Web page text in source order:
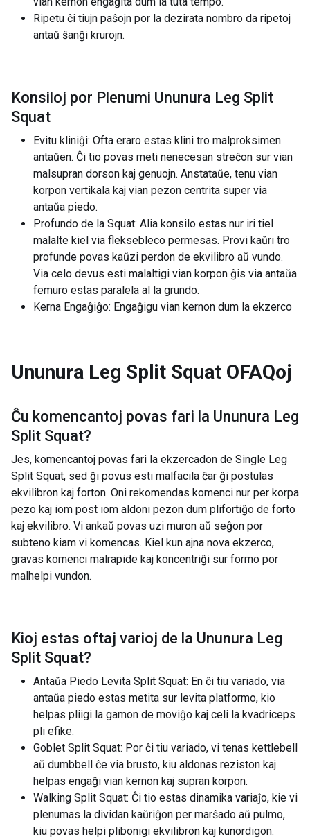
Ripetu ĉi tiujn paŝojn por la dezirata nombro da ripetoj
antaŭ ŝanĝi krurojn.
Konsiloj por Plenumi Ununura Leg Split
Squat
Evitu kliniĝi: Ofta eraro estas klini tro malproksimen
antaŭen. Ĉi tio povas meti nenecesan streĉon sur vian
malsupran dorson kaj genuojn. Anstataŭe, tenu vian
korpon vertikala kaj vian pezon centrita super via
antaŭa piedo.
Profundo de la Squat: Alia konsilo estas nur iri tiel
malalte kiel via fleksebleco permesas. Provi kaŭri tro
profunde povas kaŭzi perdon de ekvilibro aŭ vundo.
Via celo devus esti malaltigi vian korpon ĝis via antaŭa
femuro estas paralela al la grundo.
Kerna Engaĝiĝo: Engaĝigu vian kernon dum la ekzerco
Ununura Leg Split Squat OFAQoj
Ĉu komencantoj povas fari la Ununura Leg
Split Squat?
Jes, komencantoj povas fari la ekzercadon de Single Leg
Split Squat, sed ĝi povus esti malfacila ĉar ĝi postulas
ekvilibron kaj forton. Oni rekomendas komenci nur per korpa
pezo kaj iom post iom aldoni pezon dum plifortiĝo de forto
kaj ekvilibro. Vi ankaŭ povas uzi muron aŭ seĝon por
subteno kiam vi komencas. Kiel kun ajna nova ekzerco,
gravas komenci malrapide kaj koncentriĝi sur formo por
malhelpi vundon.
Kioj estas oftaj varioj de la Ununura Leg
Split Squat?
Antaŭa Piedo Levita Split Squat: En ĉi tiu variado, via
antaŭa piedo estas metita sur levita platformo, kio
helpas pliigi la gamon de moviĝo kaj celi la kvadriceps
pli efike.
Goblet Split Squat: Por ĉi tiu variado, vi tenas kettlebell
aŭ dumbbell ĉe via brusto, kiu aldonas reziston kaj
helpas engaĝi vian kernon kaj supran korpon.
Walking Split Squat: Ĉi tio estas dinamika variaĵo, kie vi
plenumas la dividan kaŭriĝon per marŝado aŭ pulmo,
kiu povas helpi plibonigi ekvilibron kaj kunordigon.